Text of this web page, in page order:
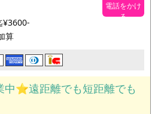
¥3600-
算
電話をかけ
る
中⭐️遠距離でも短距離でも